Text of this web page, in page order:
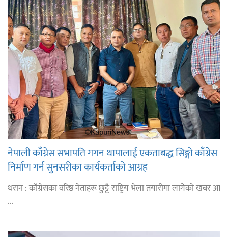
नेपाली काँग्रेस सभापति गगन थापालाई एकताबद्ध सिङ्गो काँग्रेस
निर्माण गर्न सुनसरीका कार्यकर्ताको आग्रह
धरान : काँग्रेसका वरिष्ठ नेताहरू छुट्टै राष्ट्रिय भेला तयारीमा लागेको खबर आ
...